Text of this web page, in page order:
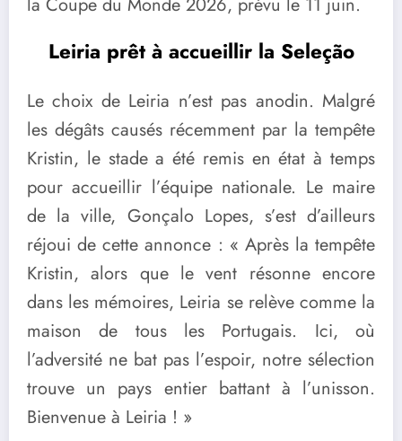
Leiria prêt à accueillir la Seleção
Le choix de Leiria n’est pas anodin. Malgré
les dégâts causés récemment par la tempête
Kristin, le stade a été remis en état à temps
pour accueillir l’équipe nationale. Le maire
de la ville, Gonçalo Lopes, s’est d’ailleurs
réjoui de cette annonce : « Après la tempête
Kristin, alors que le vent résonne encore
dans les mémoires, Leiria se relève comme la
maison de tous les Portugais. Ici, où
l’adversité ne bat pas l’espoir, notre sélection
trouve un pays entier battant à l’unisson.
Bienvenue à Leiria ! »